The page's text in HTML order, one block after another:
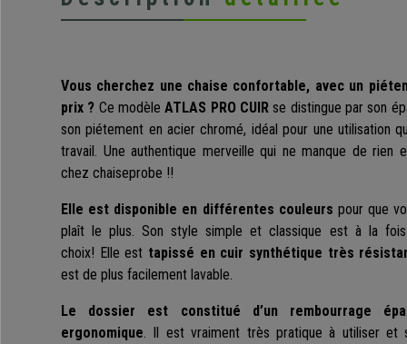
Vous cherchez une chaise confortable, avec un
prix ? Ce modèleATLAS PRO CUIR se distingue par son
son piétement en acier chromé, idéal pour une utilisation
travail. Une authentique merveille qui ne manque de rien
chez chaiseprobe !!
Elle est disponible en différentes couleurs pour que
plaît le plus. Son style simple et classique est à la
choix! Elle est tapissé en cuir synthétique très
est de plus facilement lavable.
Le dossier est constitué d’un rembourrage
ergonomique. Il est vraiment très pratique à utiliser et